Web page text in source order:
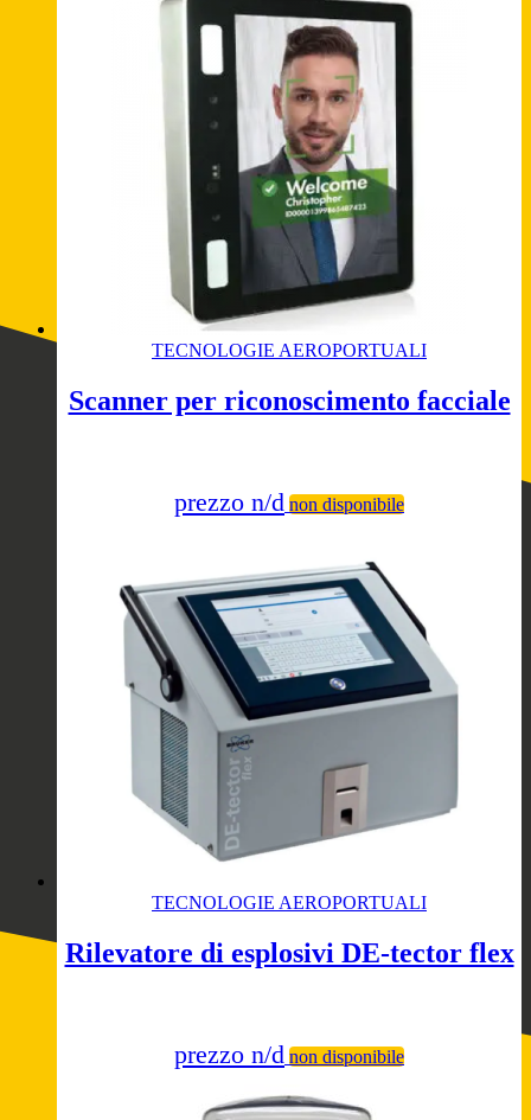
TECNOLOGIE AEROPORTUALI
Scanner per riconoscimento facciale
prezzo n/d non disponibile
TECNOLOGIE AEROPORTUALI
Rilevatore di esplosivi DE-tector flex
prezzo n/d non disponibile